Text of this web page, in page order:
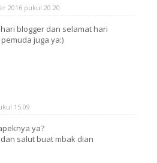
2016 pukul 20.20
blogger dan selamat hari
juga ya:)
15.09
ya?
salut buat mbak dian